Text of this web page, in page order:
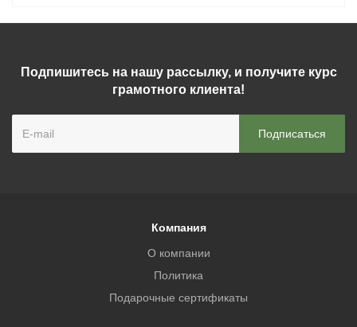
Подпишитесь на нашу рассылку, и получите курс
грамотного клиента!
Компания
О компании
Политика
Подарочные сертификаты